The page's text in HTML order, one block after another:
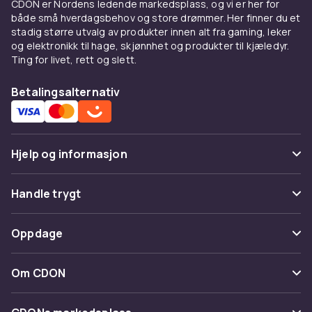
Hos CDON finner du Lyd- & videokabler fra
ledende produsenter til konkurransedyktige
priser. Vårt brede sortiment dekker alle
prisklasser, fra innstegsmodeller til avanserte
profesjonelle løsninger. Alle produkter er
sertifiserte og møter europeiske kvalitets- og
sikkerhetsstandarder.
du tilgang til produktbeskrivelser med
detaljerte spesifikasjoner, kundeanmeldelser
og enkel sammenligning av modeller. Vi tilbyr
Fordeler og bruksanvisning
for Lyd- & videokabler
CDON er Nordens ledende markedsplass, og vi er her for
både små hverdagsbehov og store drømmer. Her finner du et
stadig større utvalg av produkter innen alt fra gaming, leker
og elektronikk til hage, skjønnhet og produkter til kjæledyr.
Ting for livet, rett og slett.
Betalingsalternativ
Hjelp og informasjon
Vanlige spørsmål
Spor pakke
Angre & returner her
Kontakt oss
Handle trygt
Betaling
Levering
Oppdage
Kategorier
Varemerker
Om CDON
Om oss